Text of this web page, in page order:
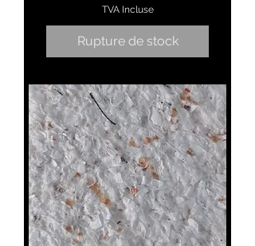
TVA Incluse
Rupture de stock